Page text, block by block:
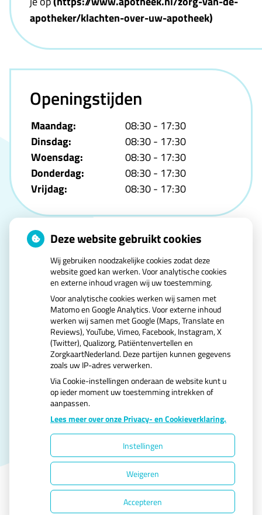
apotheker/klachten-over-uw-apotheek)
Openingstijden
Maandag:
08:30 - 17:30
Dinsdag:
08:30 - 17:30
Woensdag:
08:30 - 17:30
Donderdag:
08:30 - 17:30
Vrijdag:
08:30 - 17:30
U heeft geen toestemming gegeven voor
externe inhouddie nodig is om dit te zien.
Cookie-instellingen wijzigen
Uw Zorg Online|Beheer
|Cookie-instellingen
Voorwaarden
Deze website gebruikt cookies
Wij gebruiken noodzakelijke cookies zodat deze
website goed kan werken. Voor analytische cookies
en externe inhoud vragen wij uw toestemming.
Voor analytische cookies werken wij samen met
Matomo en Google Analytics. Voor externe inhoud
werken wij samen met Google (Maps, Translate en
Reviews), YouTube, Vimeo, Facebook, Instagram, X
(Twitter), Qualizorg, Patiëntenvertellen en
ZorgkaartNederland. Deze partijen kunnen gegevens
zoals uw IP-adres verwerken.
Via Cookie-instellingen onderaan de website kunt u
op ieder moment uw toestemming intrekken of
aanpassen.
Lees meer over onze Privacy- en Cookieverklaring.
Instellingen
Weigeren
Accepteren